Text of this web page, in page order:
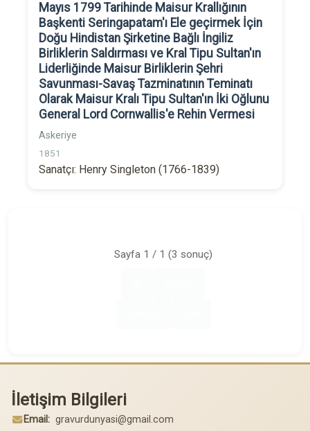
Mayıs 1799 Tarihinde Maisur Krallığının
Başkenti Seringapatam'ı Ele geçirmek İçin
Doğu Hindistan Şirketine Bağlı İngiliz
Birliklerin Saldırması ve Kral Tipu Sultan'ın
Liderliğinde Maisur Birliklerin Şehri
Savunması-Savaş Tazminatının Teminatı
Olarak Maisur Kralı Tipu Sultan'ın İki Oğlunu
General Lord Cornwallis'e Rehin Vermesi
Askeriye
1851
Sanatçı: Henry Singleton (1766-1839)
Sayfa 1 / 1 (3 sonuç)
İletişim Bilgileri
Email: gravurdunyasi@gmail.com